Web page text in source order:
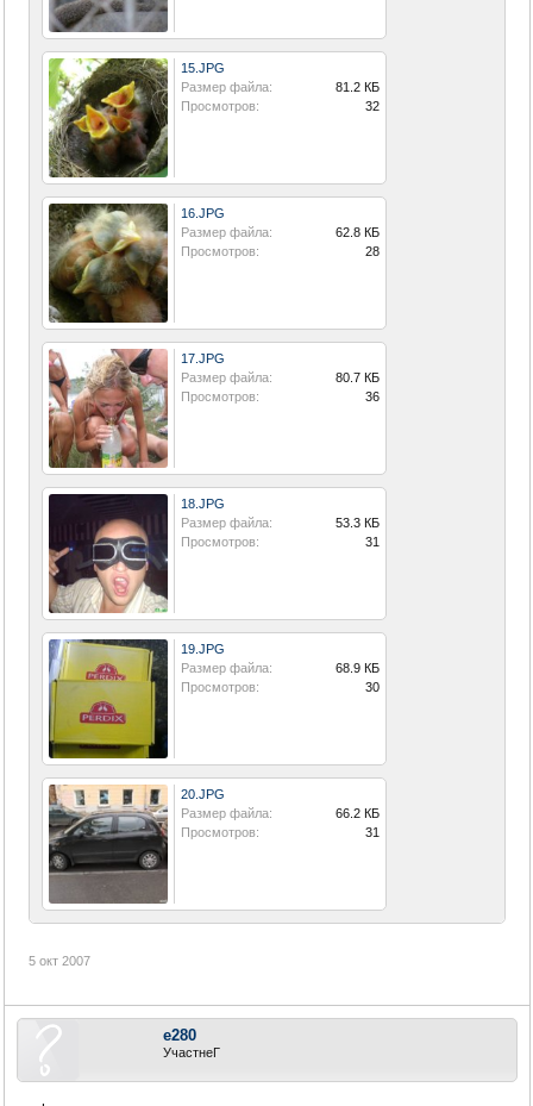
15.JPG
Размер файла:
81.2 КБ
Просмотров:
32
16.JPG
Размер файла:
62.8 КБ
Просмотров:
28
17.JPG
Размер файла:
80.7 КБ
Просмотров:
36
18.JPG
Размер файла:
53.3 КБ
Просмотров:
31
19.JPG
Размер файла:
68.9 КБ
Просмотров:
30
20.JPG
Размер файла:
66.2 КБ
Просмотров:
31
5 окт 2007
e280
УчастнеГ